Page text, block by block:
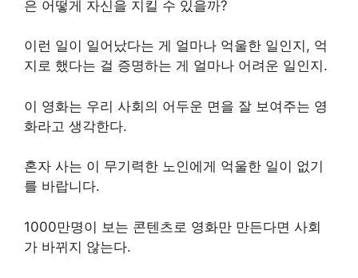
은 어떻게 자신을 지킬 수 있을까?
이런 일이 일어났다는 게 얼마나 억울한 일인지, 억
지로 했다는 걸 증명하는 게 얼마나 어려운 일인지.
이 영화는 우리 사회의 어두운 면을 잘 보여주는 영
화라고 생각한다.
혼자 사는 이 무기력한 노인에게 억울한 일이 없기
를 바랍니다.
1000만명이 보는 콘텐츠로 영화만 만든다면 사회
가 바뀌지 않는다.